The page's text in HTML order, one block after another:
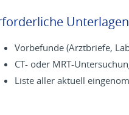
Vorbefunde (Arztbriefe,
CT- oder MRT-
Liste aller aktuell